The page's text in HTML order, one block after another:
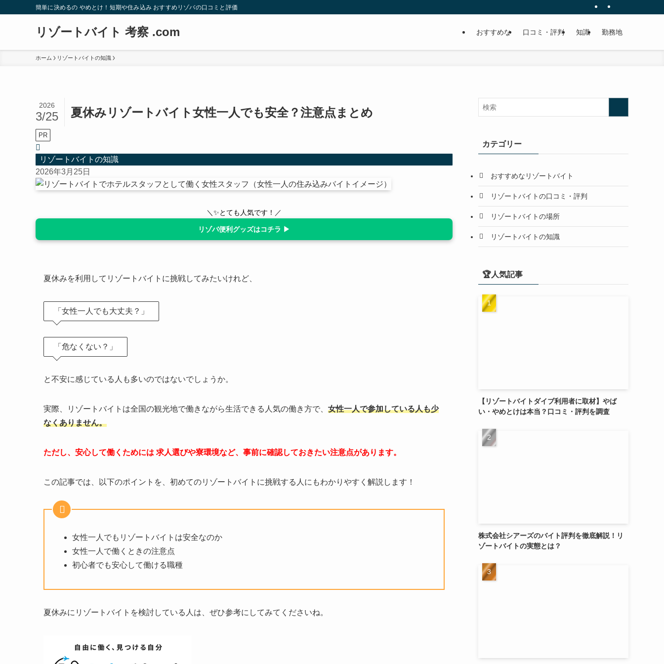
簡単に決めるの やめとけ！短期や住み込み おすすめリゾバの口コミと評価
リゾートバイト 考察 .com おすすめな 口コミ・評判 知識 勤務地
ホーム リゾートバイトの知識
夏休みリゾートバイト女性一人でも安全？注意点まとめ
2026
3/25
PR
リゾートバイトの知識
2026年3月25日
＼✨とても人気です！／
リゾバ便利グッズはコチラ ▶
夏休みを利用してリゾートバイトに挑戦してみたいけれど、
「女性一人でも大丈夫？」
「危なくない？」
と不安に感じている人も多いのではないでしょうか。
実際、リゾートバイトは全国の観光地で働きながら生活できる人気の働き方で、 女性一人で参加している人も少
なくありません。
ただし、安心して働くためには 求人選びや寮環境など、事前に確認しておきたい注意点があります。
この記事では、以下のポイントを、初めてのリゾートバイトに挑戦する人にもわかりやすく解説します！
女性一人でもリゾートバイトは安全なのか
女性一人で働くときの注意点
初心者でも安心して働ける職種
夏休みにリゾートバイトを検討している人は、ぜひ参考にしてみてくださいね。
カテゴリー
おすすめなリゾートバイト
リゾートバイトの口コミ・評判
リゾートバイトの場所
リゾートバイトの知識
🏆人気記事
【リゾートバイトダイブ利用者に取材】やば
い・やめとけは本当？口コミ・評判を調査
株式会社シアーズのバイト評判を徹底解説！リ
ゾートバイトの実態とは？